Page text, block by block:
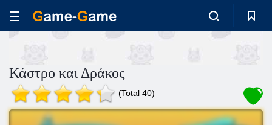
Κάστρο και Δράκος
(Total 40)